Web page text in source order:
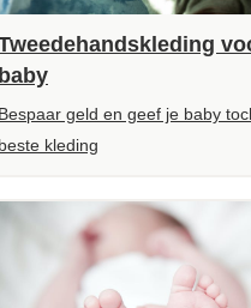
baby
Bespaar geld en geef je baby
beste kleding